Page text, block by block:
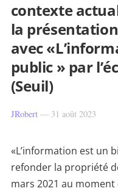
contexte
la présentation
avec
public » par
(Seuil)
JRobert— 31 août 2023
«L’information est un
refonder la propriété
mars 2021 au moment